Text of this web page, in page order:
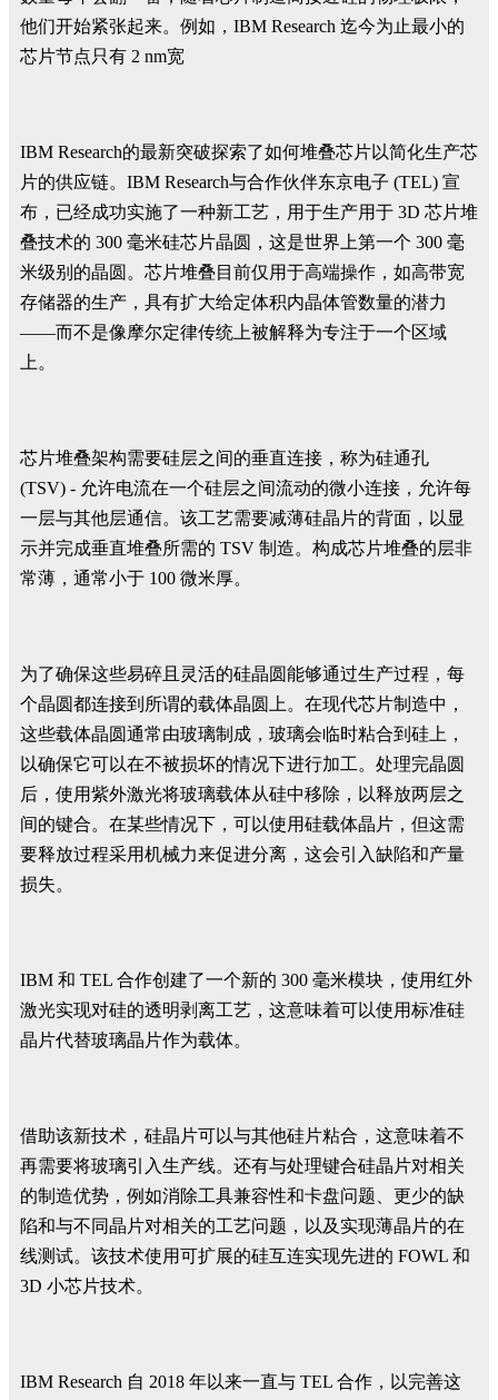
他们开始紧张起来。例如，IBM Research 迄今为止最小的
芯片节点只有 2 nm宽
IBM Research的最新突破探索了如何堆叠芯片以简化生产芯
片的供应链。IBM Research与合作伙伴东京电子 (TEL) 宣
布，已经成功实施了一种新工艺，用于生产用于 3D 芯片堆
叠技术的 300 毫米硅芯片晶圆，这是世界上第一个 300 毫
米级别的晶圆。芯片堆叠目前仅用于高端操作，如高带宽
存储器的生产，具有扩大给定体积内晶体管数量的潜力
——而不是像摩尔定律传统上被解释为专注于一个区域
上。
芯片堆叠架构需要硅层之间的垂直连接，称为硅通孔
(TSV) - 允许电流在一个硅层之间流动的微小连接，允许每
一层与其他层通信。该工艺需要减薄硅晶片的背面，以显
示并完成垂直堆叠所需的 TSV 制造。构成芯片堆叠的层非
常薄，通常小于 100 微米厚。
为了确保这些易碎且灵活的硅晶圆能够通过生产过程，每
个晶圆都连接到所谓的载体晶圆上。在现代芯片制造中，
这些载体晶圆通常由玻璃制成，玻璃会临时粘合到硅上，
以确保它可以在不被损坏的情况下进行加工。处理完晶圆
后，使用紫外激光将玻璃载体从硅中移除，以释放两层之
间的键合。在某些情况下，可以使用硅载体晶片，但这需
要释放过程采用机械力来促进分离，这会引入缺陷和产量
损失。
IBM 和 TEL 合作创建了一个新的 300 毫米模块，使用红外
激光实现对硅的透明剥离工艺，这意味着可以使用标准硅
晶片代替玻璃晶片作为载体。
借助该新技术，硅晶片可以与其他硅片粘合，这意味着不
再需要将玻璃引入生产线。还有与处理键合硅晶片对相关
的制造优势，例如消除工具兼容性和卡盘问题、更少的缺
陷和与不同晶片对相关的工艺问题，以及实现薄晶片的在
线测试。该技术使用可扩展的硅互连实现先进的 FOWL 和
3D 小芯片技术。
IBM Research 自 2018 年以来一直与 TEL 合作，以完善这